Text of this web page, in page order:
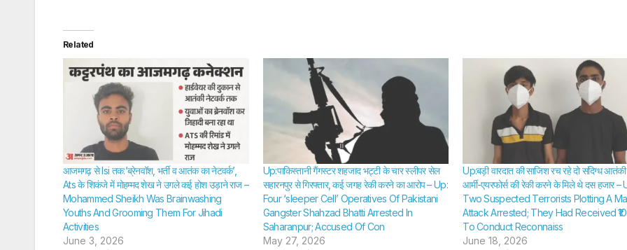
Related
आजमगढ़ से Isi तक:’ब्रेनवॉश, भर्ती व आतंक का नेटवर्क’,
Ats के शिकंजे में मोहम्मद शेख ने उगले कई होश उड़ाने राज –
Mohammed Sheikh Was Brainwashing
Youths And Grooming Them For Jihadi
Activities
June 3, 2026
Up:पाकिस्तानी गैंगस्टर शहजाद भट्टी के चार स्लीपर सेल
सहारनपुर से गिरफ्तार, कई जगह रेकी करने का आरोप – Up:
Four ‘sleeper Cell’ Operatives Of Pakistani
Gangster Shahzad Bhatti Arrested In
Saharanpur; Accused Of Con
May 27, 2026
Up:बड़ी वारदात की साजिश रच रहे दो संदिग्ध
आर्मी-एयरफोर्स की रेकी करने के मिले थे दस हजार –
Two Suspected Terrorists Plotting A
Attack Arrested; They Had Received
To Conduct Reconnaiss
June 18, 2026